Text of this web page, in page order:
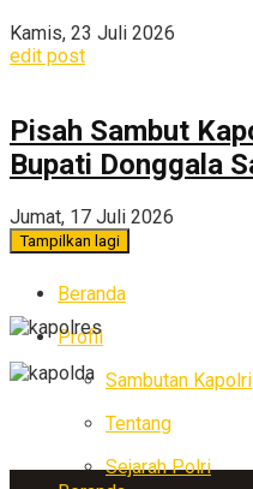
Kamis, 23 Juli 2026
edit post
Pisah Sambut
Bupati Donggala
Jumat, 17 Juli 2026
Tampilkan lagi
Beranda
Profil
Sambutan Kapolri
Tentang
Sejarah Polri